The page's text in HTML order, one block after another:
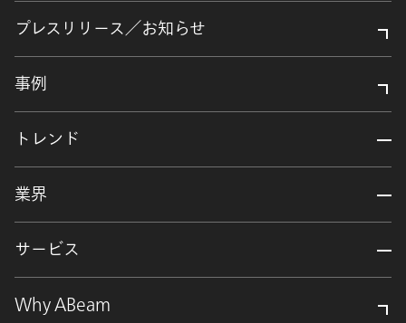
プレスリリース／お知らせ
事例
トレンド
業界
サービス
Why ABeam